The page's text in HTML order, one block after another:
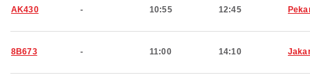
AK430 - 10:55 12:45
8B673 - 11:00 14:10